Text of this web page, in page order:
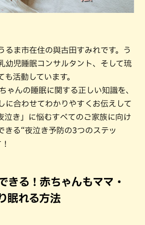
るま市在住の與古田すみれです。う
幼児睡眠コンサルタント、そして琉
活動しています。
ゃんの睡眠に関する正しい知識を、
に合わせてわかりやすくお伝えして
泣き」に悩むすべてのご家族に向け
きる“夜泣き予防の3つのステッ
きる！赤ちゃんもママ・
眠れる方法